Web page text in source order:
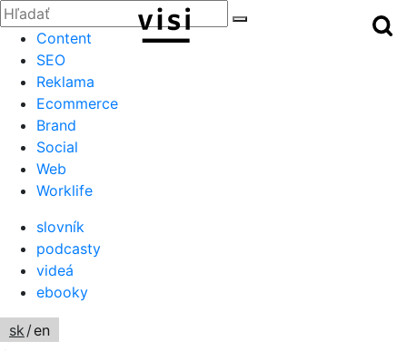
Zatvoriť
Hľadať:
Menu
Content
SEO
Reklama
Ecommerce
Brand
Social
Web
Worklife
slovník
podcasty
videá
ebooky
sk/en